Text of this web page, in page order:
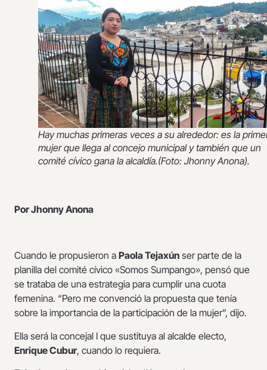
Hay muchas primeras veces a su alrededor: es la
mujer que llega al concejo municipal y también que un
comité cívico gana la alcaldía.(Foto: Jhonny Anona).
Por Jhonny Anona
Cuando le propusieron a Paola Tejaxún ser parte de la
planilla del comité cívico «Somos Sumpango», pensó que
se trataba de una estrategia para cumplir una cuota
femenina. “Pero me convenció la propuesta que tenía
sobre la importancia de la participación de la mujer”, dijo.
Ella será la concejal I que sustituya al alcalde electo,
Enrique Cubur, cuando lo requiera.